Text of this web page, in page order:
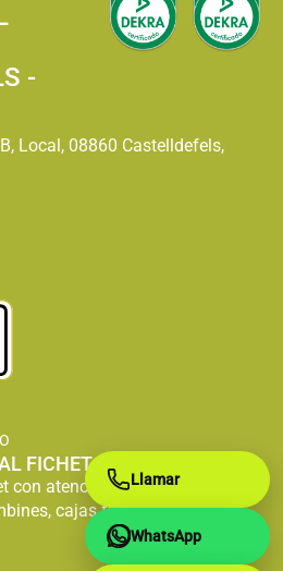
-
Local, 08860 Castelldefels,
FICHET
atención especializada en
cajas fuertes y servicio
Llamar
WhatsApp